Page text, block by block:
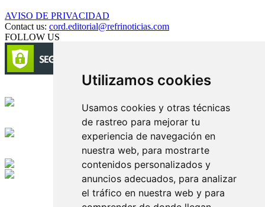
Utilizamos cookies
Usamos cookies y otras técnicas
de rastreo para mejorar tu
experiencia de navegación en
nuestra web, para mostrarte
contenidos personalizados y
anuncios adecuados, para analizar
el tráfico en nuestra web y para
AVISO DE PRIVACIDAD
Contact us: cord.editorial@refrinoticias.com
FOLLOW US
Edición digital con tecnología
Playa Revolcadero 222 Col. Reforma Iztaccihuatl Norte C.P. 08810
CIUDAD DE MEXICO